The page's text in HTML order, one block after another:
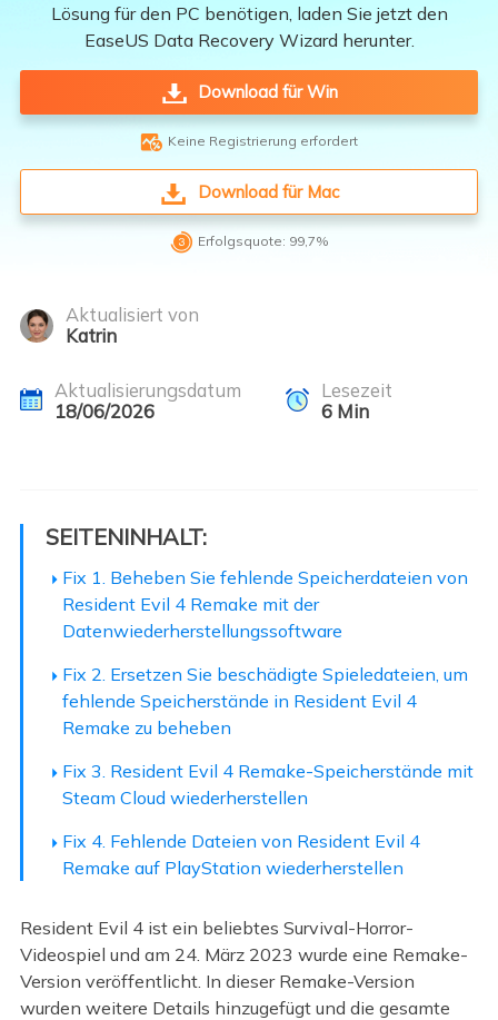
Lösung für den PC benötigen, laden Sie jetzt den
EaseUS Data Recovery Wizard herunter.
Download für Win
 Keine Registrierung erfordert
Download für Mac
 Erfolgsquote: 99,7%
Aktualisiert von
Katrin
Aktualisierungsdatum
18/06/2026
Lesezeit
6Min
SEITENINHALT:
Fix 1. Beheben Sie fehlende Speicherdateien von
Resident Evil 4 Remake mit der
Datenwiederherstellungssoftware
Fix 2. Ersetzen Sie beschädigte Spieledateien, um
fehlende Speicherstände in Resident Evil 4
Remake zu beheben
Fix 3. Resident Evil 4 Remake-Speicherstände mit
Steam Cloud wiederherstellen
Fix 4. Fehlende Dateien von Resident Evil 4
Remake auf PlayStation wiederherstellen
Resident Evil 4 ist ein beliebtes Survival-Horror-
Videospiel und am 24. März 2023 wurde eine Remake-
Version veröffentlicht. In dieser Remake-Version
wurden weitere Details hinzugefügt und die gesamte